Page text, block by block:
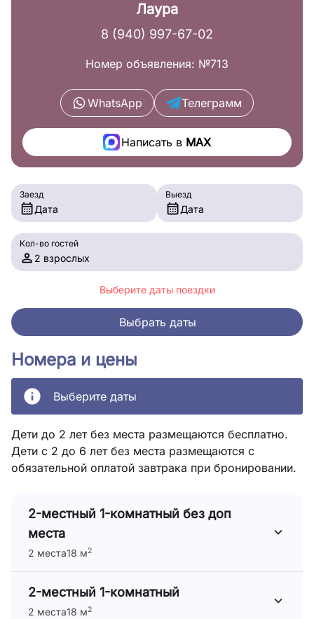
Номера и цены
Выберите даты
Дети до 2 лет без места размещаются бесплатно.
Дети с 2 до 6 лет без места размещаются с
обязательной оплатой завтрака при бронировании.
2-местный 1-комнатный без доп
места
2 места18 м2
2-местный 1-комнатный
2 места18 м2
Лаура
8 (940) 997-67-02
Номер объявления: №713
WhatsApp Телеграмм
Написать вMAX
Заезд
Дата
Выезд
Дата
Кол-во гостей
2 взрослых
Выберите даты поездки
Выбрать даты